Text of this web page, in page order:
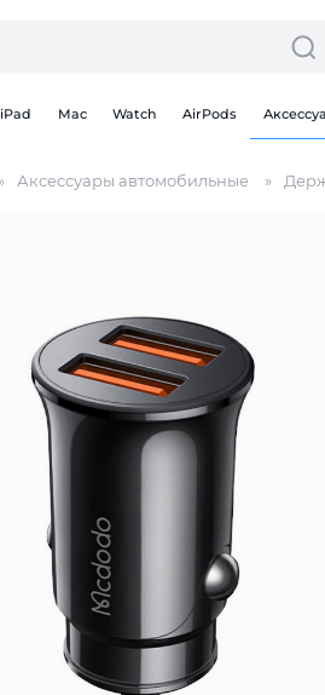
iPad Mac Watch AirPods
Аксессуары автомобильные
Для клиентов всех банков
Разбейтеоплату
на частибез
График платежей
Сегодня
25%